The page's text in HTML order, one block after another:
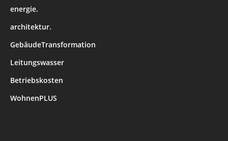
energie.
architektur.
GebäudeTransformation
Leitungswasser
Betriebskosten
WohnenPLUS